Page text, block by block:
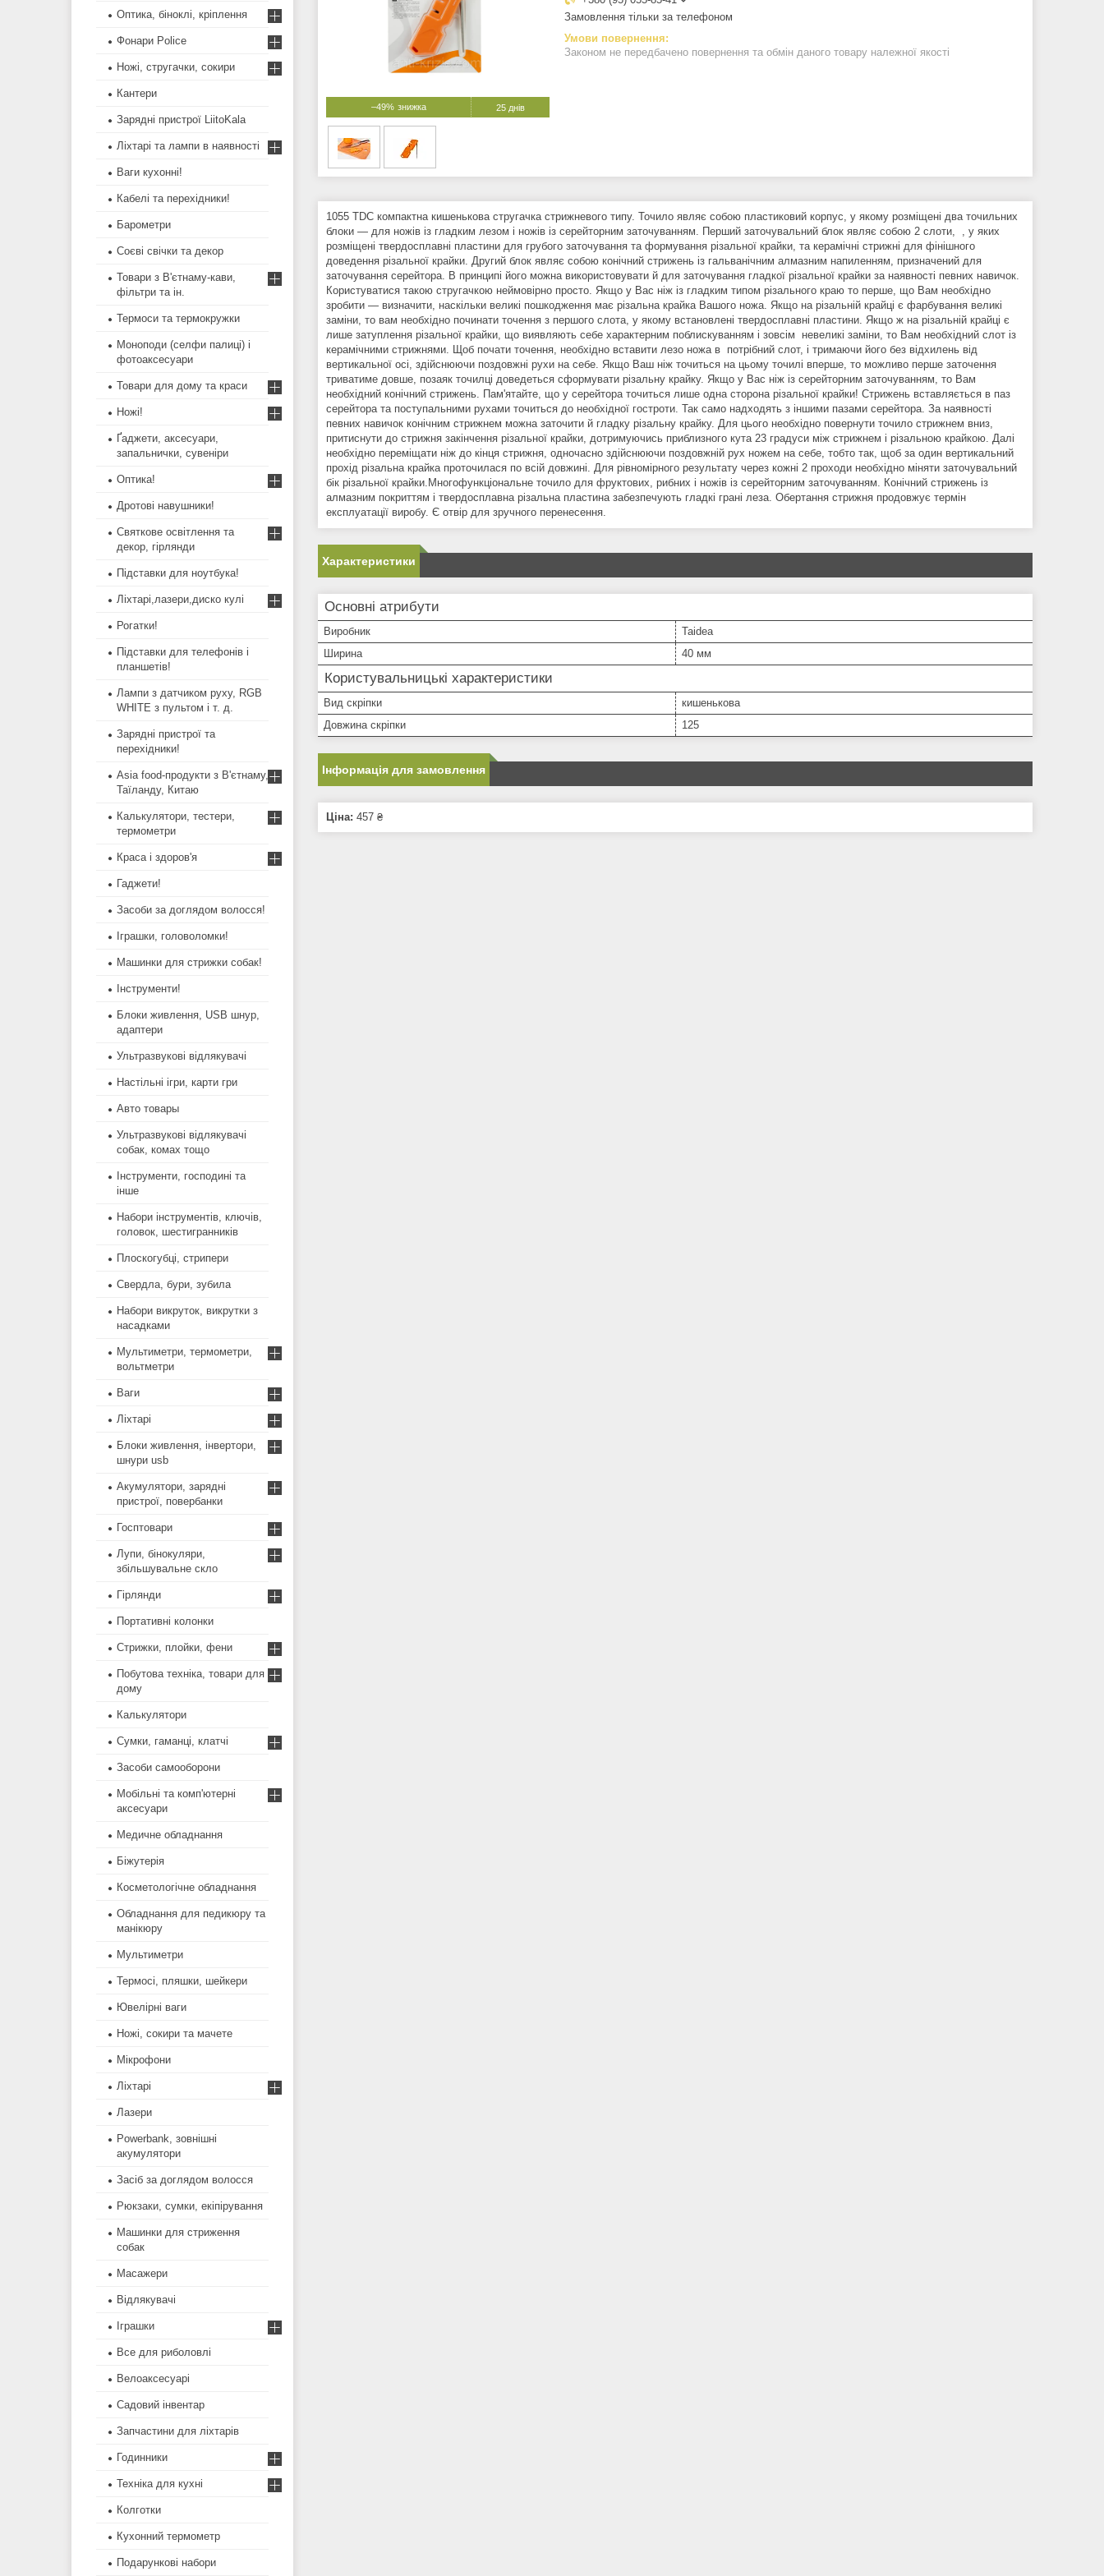
–49% 25 днів
Замовлення тільки за телефоном
Законом не передбачено повернення та обмін даного товару належної якості
1055 TDC компактна кишенькова стругачка стрижневого типу. Точило являє собою пластиковий корпус, у якому розміщені два точильних
блоки — для ножів із гладким лезом і ножів із серейторним заточуванням. Перший заточувальний блок являє собою 2 слоти, , у яких
розміщені твердосплавні пластини для грубого заточування та формування різальної крайки, та керамічні стрижні для фінішного
доведення різальної крайки. Другий блок являє собою конічний стрижень із гальванічним алмазним напиленням, призначений для
заточування серейтора. В принципі його можна використовувати й для заточування гладкої різальної крайки за наявності певних навичок.
Користуватися такою стругачкою неймовірно просто. Якщо у Вас ніж із гладким типом різального краю то перше, що Вам необхідно
зробити — визначити, наскільки великі пошкодження має різальна крайка Вашого ножа. Якщо на різальній крайці є фарбування великі
заміни, то вам необхідно починати точення з першого слота, у якому встановлені твердосплавні пластини. Якщо ж на різальній крайці є
лише затуплення різальної крайки, що виявляють себе характерним поблискуванням і зовсім невеликі заміни, то Вам необхідний слот із
керамічними стрижнями. Щоб почати точення, необхідно вставити лезо ножа в потрібний слот, і тримаючи його без відхилень від
вертикальної осі, здійснюючи поздовжні рухи на себе. Якщо Ваш ніж точиться на цьому точилі вперше, то можливо перше заточення
триватиме довше, позаяк точилці доведеться сформувати різальну крайку. Якщо у Вас ніж із серейторним заточуванням, то Вам
необхідний конічний стрижень. Пам'ятайте, що у серейтора точиться лише одна сторона різальної крайки! Стрижень вставляється в паз
серейтора та поступальними рухами точиться до необхідної гостроти. Так само надходять з іншими пазами серейтора. За наявності
певних навичок конічним стрижнем можна заточити й гладку різальну крайку. Для цього необхідно повернути точило стрижнем вниз,
притиснути до стрижня закінчення різальної крайки, дотримуючись приблизного кута 23 градуси між стрижнем і різальною крайкою. Далі
необхідно переміщати ніж до кінця стрижня, одночасно здійснюючи поздовжній рух ножем на себе, тобто так, щоб за один вертикальний
прохід різальна крайка проточилася по всій довжині. Для рівномірного результату через кожні 2 проходи необхідно міняти заточувальний
бік різальної крайки.Многофункціональне точило для фруктових, рибних і ножів із серейторним заточуванням. Конічний стрижень із
алмазним покриттям і твердосплавна різальна пластина забезпечують гладкі грані леза. Обертання стрижня продовжує термін
експлуатації виробу. Є отвір для зручного перенесення.
Характеристики
Основні атрибути
Виробник
Taidea
Ширина
40 мм
Користувальницькі характеристики
Вид скріпки
кишенькова
Довжина скріпки
125
Інформація для замовлення
Ціна: 457 ₴
Оптика, біноклі, кріплення
Фонари Police
Ножі, стругачки, сокири
Кантери
Зарядні пристрої LiitoKala
Ліхтарі та лампи в наявності
Ваги кухонні!
Кабелі та перехідники!
Барометри
Соєві свічки та декор
Товари з В'єтнаму-кави,
фільтри та ін.
Термоси та термокружки
Моноподи (селфи палиці) і
фотоаксесуари
Товари для дому та краси
Ножі!
Ґаджети, аксесуари,
запальнички, сувеніри
Оптика!
Дротові навушники!
Святкове освітлення та
декор, гірлянди
Підставки для ноутбука!
Ліхтарі,лазери,диско кулі
Рогатки!
Підставки для телефонів і
планшетів!
Лампи з датчиком руху, RGB
WHITE з пультом і т. д.
Зарядні пристрої та
перехідники!
Asia food-продукти з В'єтнаму,
Таїланду, Китаю
Калькулятори, тестери,
термометри
Краса і здоров'я
Гаджети!
Засоби за доглядом волосся!
Іграшки, головоломки!
Машинки для стрижки собак!
Інструменти!
Блоки живлення, USB шнур,
адаптери
Ультразвукові відлякувачі
Настільні ігри, карти гри
Авто товары
Ультразвукові відлякувачі
собак, комах тощо
Інструменти, господині та
інше
Набори інструментів, ключів,
головок, шестигранників
Плоскогубці, стрипери
Свердла, бури, зубила
Набори викруток, викрутки з
насадками
Мультиметри, термометри,
вольтметри
Ваги
Ліхтарі
Блоки живлення, інвертори,
шнури usb
Акумулятори, зарядні
пристрої, повербанки
Госптовари
Лупи, бінокуляри,
збільшувальне скло
Гірлянди
Портативні колонки
Стрижки, плойки, фени
Побутова техніка, товари для
дому
Калькулятори
Сумки, гаманці, клатчі
Засоби самооборони
Мобільні та комп'ютерні
аксесуари
Медичне обладнання
Біжутерія
Косметологічне обладнання
Обладнання для педикюру та
манікюру
Мультиметри
Термосі, пляшки, шейкери
Ювелірні ваги
Ножі, сокири та мачете
Мікрофони
Ліхтарі
Лазери
Powerbank, зовнішні
акумулятори
Засіб за доглядом волосся
Рюкзаки, сумки, екіпірування
Машинки для стриження
собак
Масажери
Відлякувачі
Іграшки
Все для риболовлі
Велоаксесуарі
Садовий інвентар
Запчастини для ліхтарів
Годинники
Техніка для кухні
Колготки
Кухонний термометр
Подарункові набори